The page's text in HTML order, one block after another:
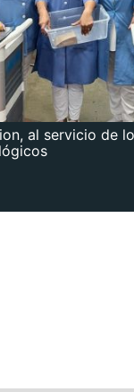
al servicio de